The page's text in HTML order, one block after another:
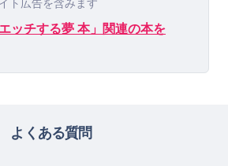
ト広告を含みます
ッチする夢 本」関連の本を
よくある質問